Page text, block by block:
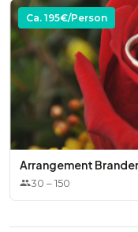
Ca. 195€/Person
Arrangement
30 –150